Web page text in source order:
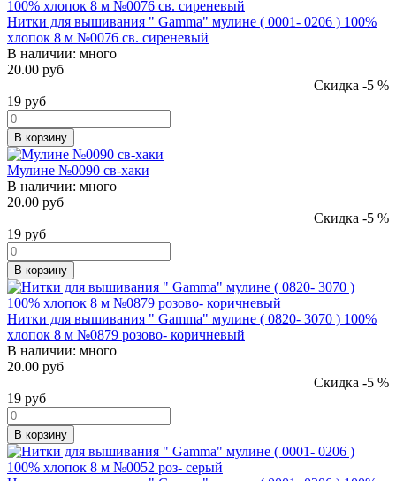
Нитки для вышивания " Gamma" мулине ( 0001- 0206 ) 100%
хлопок 8 м №0076 св. сиреневый
В наличии: много
20.00 руб
Скидка -5 %
19 руб
В корзину
Мулине №0090 св-хаки
В наличии: много
20.00 руб
Скидка -5 %
19 руб
В корзину
Нитки для вышивания " Gamma" мулине ( 0820- 3070 ) 100%
хлопок 8 м №0879 розово- коричневый
В наличии: много
20.00 руб
Скидка -5 %
19 руб
В корзину